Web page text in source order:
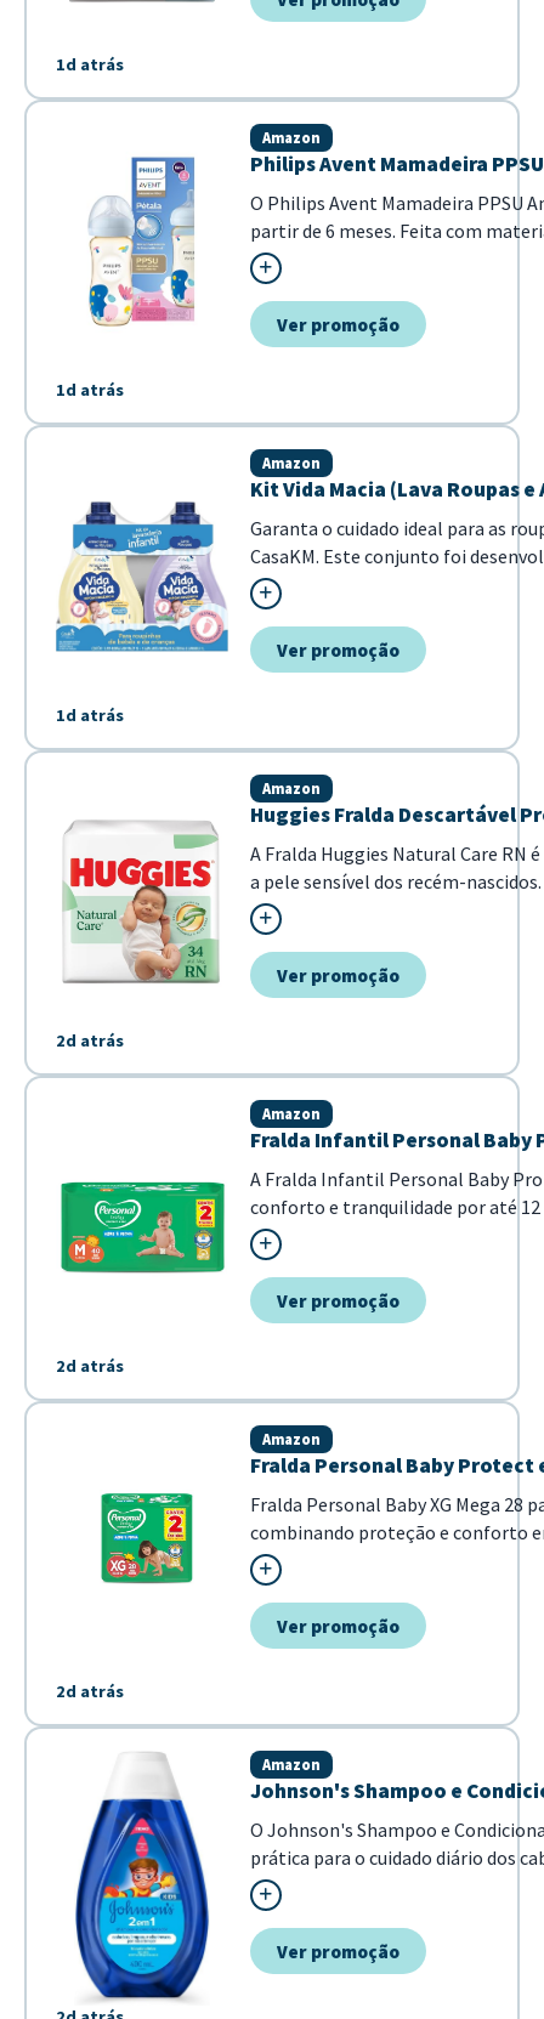
1d atrás
tranquilidade. - Absorção rápida em
1d atrás
Philips Avent Mamadeira
Amazon
O Philips Avent Mamadeira PPSU
partir de 6 meses. Feita com
uso diário. O bi...
Ver promoção
1d atrás
Kit Vida Macia (Lava Roupas
Amazon
Garanta o cuidado ideal para as
CasaKM. Este conjunto foi
sendo totalmente hipoalergênico.
de amaciante com fórmula de g...
Ver promoção
2d atrás
Huggies Fralda Descartável
Amazon
A Fralda Huggies Natural Care RN
a pele sensível dos recém-
naturais, ela oferece proteção
do bebê. - Dermatologicamente
Ver promoção
2d atrás
Fralda Infantil Personal Baby
Amazon
A Fralda Infantil Personal Baby
conforto e tranquilidade por até
ajuste seguro para crianças entre 5
Ver promoção
2d atrás
Fralda Personal Baby Protect
Amazon
Fralda Personal Baby XG Mega 28
combinando proteção e conforto
superior com 28 pads em um
economia ao...
Ver promoção
Johnson's Shampoo e
Amazon
O Johnson's Shampoo e
prática para o cuidado diário dos
hipoalergênica e testada
limpeza eficaz mantendo os fios
por m...Ver promoção